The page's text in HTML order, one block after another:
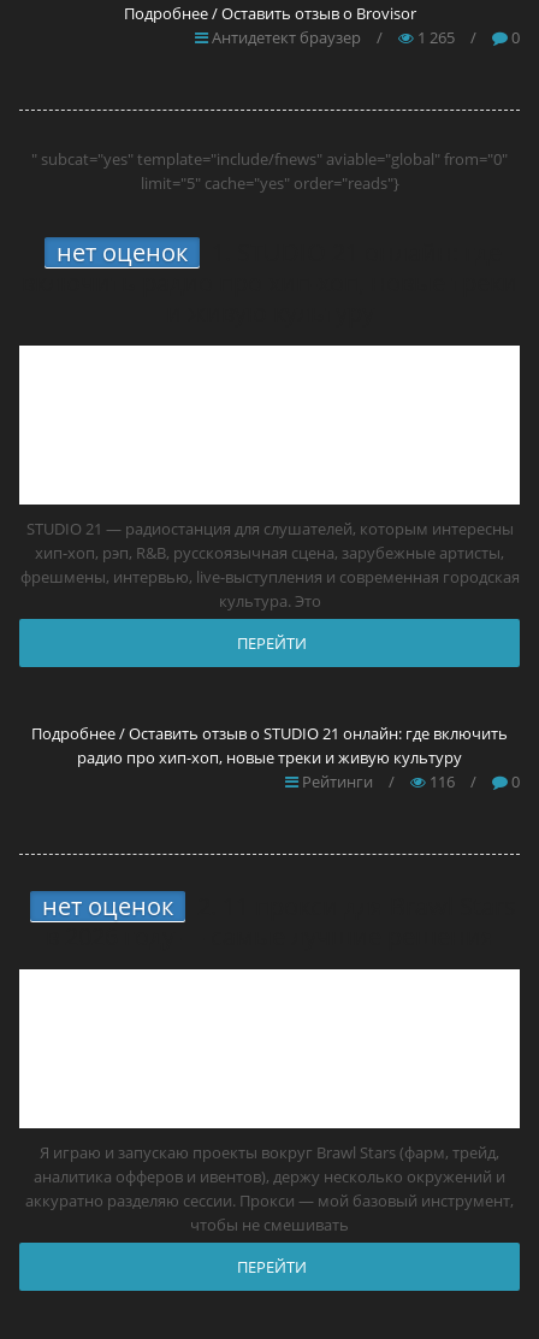
Подробнее / Оставить отзыв о Brovisor
Антидетект браузер
/ 1 265 / 0
" subcat="yes" template="include/fnews" aviable="global" from="0"
limit="5" cache="yes" order="reads"}
нет оценок
STUDIO 21 — радиостанция для слушателей, которым интересны
хип-хоп, рэп, R&B, русскоязычная сцена, зарубежные артисты,
фрешмены, интервью, live-выступления и современная городская
культура. Это
ПЕРЕЙТИ
Подробнее / Оставить отзыв о STUDIO 21 онлайн: где включить
радио про хип-хоп, новые треки и живую культуру
Рейтинги
/ 116 / 0
нет оценок
Я играю и запускаю проекты вокруг Brawl Stars (фарм, трейд,
аналитика офферов и ивентов), держу несколько окружений и
аккуратно разделяю сессии. Прокси — мой базовый инструмент,
чтобы не смешивать
ПЕРЕЙТИ